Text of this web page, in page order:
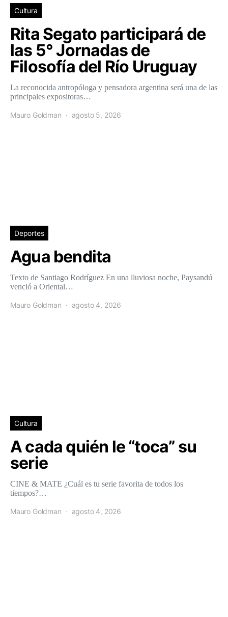
Cultura
Rita Segato participará de
las 5° Jornadas de
Filosofía del Río Uruguay
La reconocida antropóloga y pensadora argentina será una de las
principales expositoras…
Mauro Goldman agosto 5, 2026
Deportes
Agua bendita
Texto de Santiago Rodríguez En una lluviosa noche, Paysandú
venció a Oriental…
Mauro Goldman agosto 4, 2026
Cultura
A cada quién le “toca” su
serie
CINE & MATE ¿Cuál es tu serie favorita de todos los
tiempos?…
Mauro Goldman agosto 4, 2026